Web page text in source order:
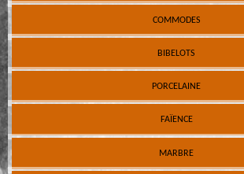
COMMODES
BIBELOTS
PORCELAINE
FAÏENCE
MARBRE